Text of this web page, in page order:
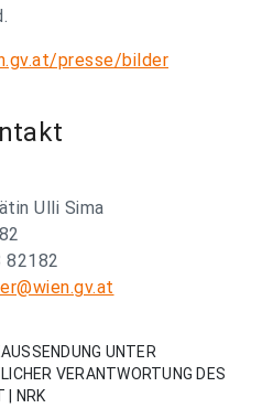
presse/bilder
Ulli Sima
UNTER
VERANTWORTUNG DES
| NRK